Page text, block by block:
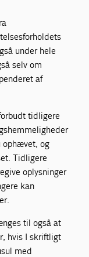
under hele
selv om
af
tidligere
ophævet, og
Tidligere
oplysninger
kan
til også at
hvis I skriftligt
med